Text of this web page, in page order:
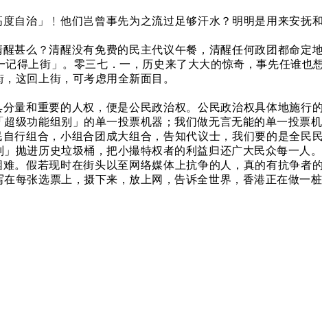
自治」﹗他们岂曾事先为之流过足够汗水？明明是用来安抚
甚么？清醒没有免费的民主代议午餐，清醒任何政团都命定
得上街」。零三七．一，历史来了大大的惊奇，事先任谁也
这回上街，可考虑用全新面目。
量和重要的人权，便是公民政治权。公民政治权具体地施行
级功能组别」的单一投票机器；我们做无言无能的单一投票机
行组合，小组合团成大组合，告知代议士，我们要的是全民
抛进历史垃圾桶，把小撮特权者的利益归还广大民众每一人。
。假若现时在街头以至网络媒体上抗争的人，真的有抗争者
每张选票上，摄下来，放上网，告诉全世界，香港正在做一